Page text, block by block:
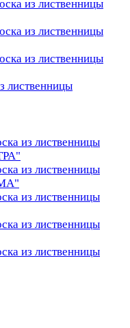
из лиственницы
из лиственницы
из лиственницы
лиственницы
из лиственницы
из лиственницы
из лиственницы
из лиственницы
из лиственницы